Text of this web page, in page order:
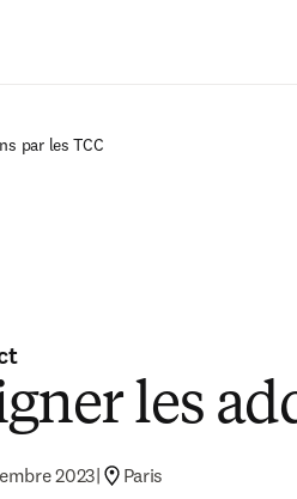
par les TCC
les
2023| Paris